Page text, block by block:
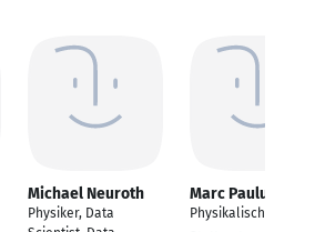
Michael Neuroth
Physiker, Data
Marc Paulus
Physikalische Chemie